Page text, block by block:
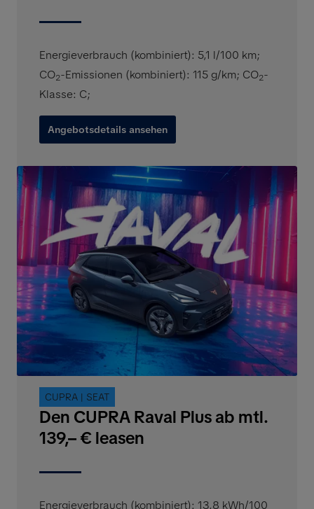
Energieverbrauch (kombiniert): 5,1 l/100 km;
CO2-Emissionen (kombiniert): 115 g/km; CO2-
Klasse: C;
Angebotsdetails ansehen
CUPRA | SEAT
Den CUPRA Raval Plus ab mtl.
139,– € leasen
Energieverbrauch (kombiniert): 13,8 kWh/100